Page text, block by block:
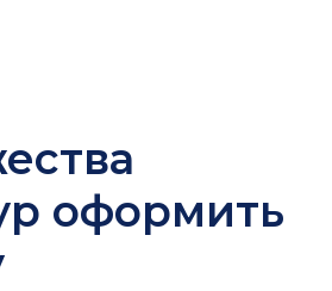
оформить